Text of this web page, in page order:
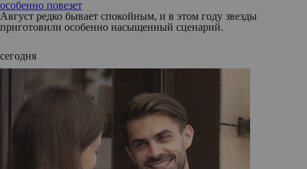
особенно повезет
Август редко бывает спокойным, и в этом году звезды
приготовили особенно насыщенный сценарий.
сегодня